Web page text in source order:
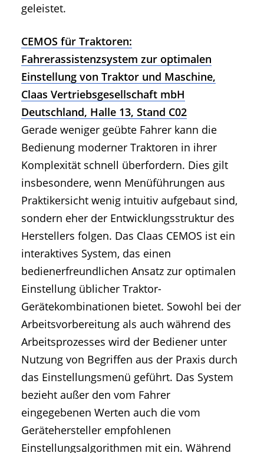
geleistet.
CEMOS für Traktoren:
Fahrerassistenzsystem zur optimalen
Einstellung von Traktor und Maschine,
Claas Vertriebsgesellschaft mbH
Deutschland, Halle 13, Stand C02
Gerade weniger geübte Fahrer kann die
Bedienung moderner Traktoren in ihrer
Komplexität schnell überfordern. Dies gilt
insbesondere, wenn Menüführungen aus
Praktikersicht wenig intuitiv aufgebaut sind,
sondern eher der Entwicklungsstruktur des
Herstellers folgen. Das Claas CEMOS ist ein
interaktives System, das einen
bedienerfreundlichen Ansatz zur optimalen
Einstellung üblicher Traktor-
Gerätekombinationen bietet. Sowohl bei der
Arbeitsvorbereitung als auch während des
Arbeitsprozesses wird der Bediener unter
Nutzung von Begriffen aus der Praxis durch
das Einstellungsmenü geführt. Das System
bezieht außer den vom Fahrer
eingegebenen Werten auch die vom
Gerätehersteller empfohlenen
Einstellungsalgorithmen mit ein. Während